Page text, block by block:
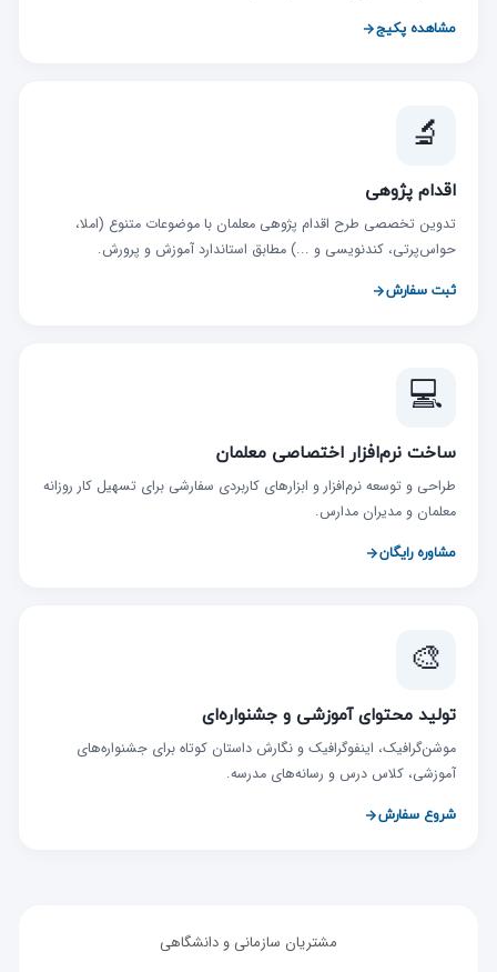
مشاهده پکیج
🔬
اقدام پژوهی
تدوین تخصصی طرح اقدام پژوهی معلمان با موضوعات متنوع (املا،
حواس‌پرتی، کندنویسی و ...) مطابق استاندارد آموزش و پرورش.
ثبت سفارش
💻
ساخت نرم‌افزار اختصاصی معلمان
طراحی و توسعه نرم‌افزار و ابزارهای کاربردی سفارشی برای تسهیل کار روزانه
معلمان و مدیران مدارس.
مشاوره رایگان
🎨
تولید محتوای آموزشی و جشنواره‌ای
موشن‌گرافیک، اینفوگرافیک و نگارش داستان کوتاه برای جشنواره‌های
آموزشی، کلاس درس و رسانه‌های مدرسه.
شروع سفارش
مشتریان سازمانی و دانشگاهی